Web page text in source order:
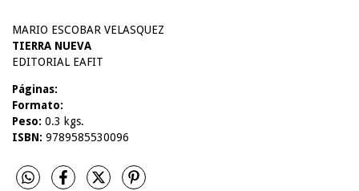
MARIO ESCOBAR VELASQUEZ
TIERRA NUEVA
EDITORIAL EAFIT
Páginas:
Formato:
Peso: 0.3 kgs.
ISBN: 9789585530096